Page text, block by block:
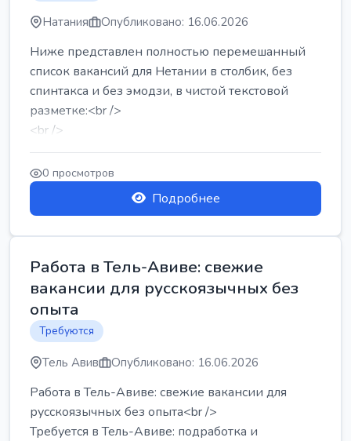
Натания Опубликовано: 16.06.2026
Ниже представлен полностью перемешанный
список вакансий для Нетании в столбик, без
спинтакса и без эмодзи, в чистой текстовой
разметке:<br />
<br />
Работа в Нетании на мебельном производстве:
требу...
0 просмотров
Подробнее
Работа в Тель-Авиве: свежие
вакансии для русскоязычных без
опыта
Требуются
Тель Авив Опубликовано: 16.06.2026
Работа в Тель-Авиве: свежие вакансии для
русскоязычных без опыта<br />
Требуется в Тель-Авиве: подработка и